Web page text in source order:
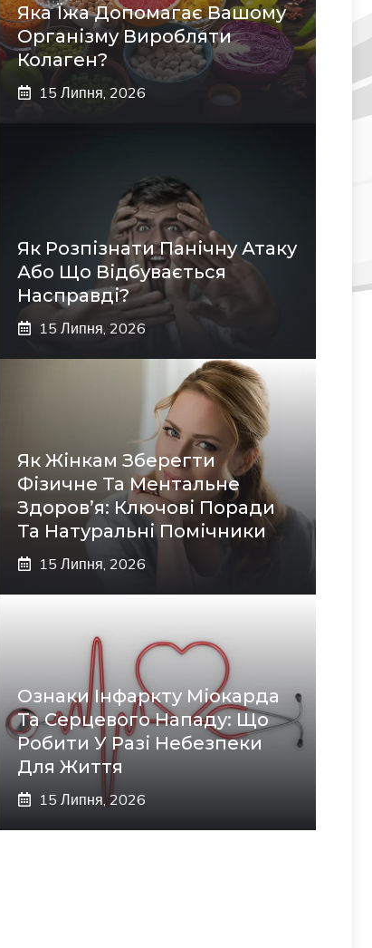
Яка Їжа Допомагає Вашому
Організму Виробляти
Колаген?
15 Липня, 2026
Як Розпізнати Панічну Атаку
Або Що Відбувається
Насправді?
15 Липня, 2026
Як Жінкам Зберегти
Фізичне Та Ментальне
Здоров’я: Ключові Поради
Та Натуральні Помічники
15 Липня, 2026
Ознаки Інфаркту Міокарда
Та Серцевого Нападу: Що
Робити У Разі Небезпеки
Для Життя
15 Липня, 2026